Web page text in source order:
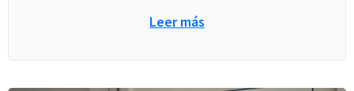
de 19 pulgadas de diámetro y 8,0 pulgadas de
Leer más